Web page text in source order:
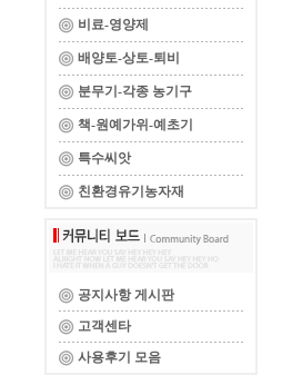
비료-영양제
배양토-상토-퇴비
분무기-각종 농기구
책-원예가위-예초기
특수씨앗
친환경유기농자재
공지사항 게시판
고객센타
사용후기 모음